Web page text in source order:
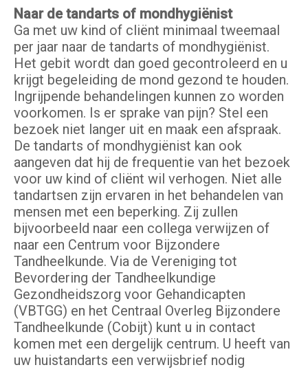
Naar de tandarts of mondhygiënist
Ga met uw kind of cliënt minimaal tweemaal
per jaar naar de tandarts of mondhygiënist.
Het gebit wordt dan goed gecontroleerd en u
krijgt begeleiding de mond gezond te houden.
Ingrijpende behandelingen kunnen zo worden
voorkomen. Is er sprake van pijn? Stel een
bezoek niet langer uit en maak een afspraak.
De tandarts of mondhygiënist kan ook
aangeven dat hij de frequentie van het bezoek
voor uw kind of cliënt wil verhogen. Niet alle
tandartsen zijn ervaren in het behandelen van
mensen met een beperking. Zij zullen
bijvoorbeeld naar een collega verwijzen of
naar een Centrum voor Bijzondere
Tandheelkunde. Via de Vereniging tot
Bevordering der Tandheelkundige
Gezondheidszorg voor Gehandicapten
(VBTGG) en het Centraal Overleg Bijzondere
Tandheelkunde (Cobijt) kunt u in contact
komen met een dergelijk centrum. U heeft van
uw huistandarts een verwijsbrief nodig